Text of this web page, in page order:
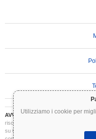
Utilizziamo i cookie per
AVVERTENZA IMPORTANTE:Le
rischi significativi. Potresti perdere
su Coinpaprika sono fornite